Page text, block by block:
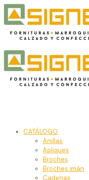
CATÁLOGO
Anillas
Apliques
Broches
Broches imán
Cadenas